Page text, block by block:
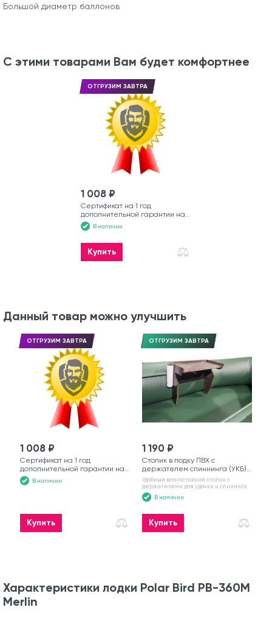
Большой диаметр баллонов
С этими товарами Вам будет комфортнее
ОТГРУЗИМ ЗАВТРА
1 008 ₽
Сертификат на 1 год
дополнительной гарантии на
моторную лодку
В наличии
Купить
Данный товар можно улучшить
ОТГРУЗИМ ЗАВТРА
1 008 ₽
Сертификат на 1 год
дополнительной гарантии на
моторную лодку
В наличии
Купить
ОТГРУЗИМ ЗАВТРА
1 190 ₽
Столик в лодку ПВХ с
держателем спиннинга (УКБ)
№6
Удобный влагостойкий столик с
держателями для удочки и спининга
В наличии
Купить
Характеристики лодки Polar Bird PB-360M
Merlin